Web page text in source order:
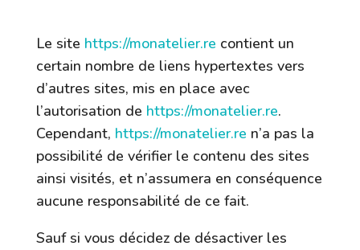
Le site https://monatelier.re contient un
certain nombre de liens hypertextes vers
d’autres sites, mis en place avec
l’autorisation de https://monatelier.re.
Cependant, https://monatelier.re n’a pas la
possibilité de vérifier le contenu des sites
ainsi visités, et n’assumera en conséquence
aucune responsabilité de ce fait.
Sauf si vous décidez de désactiver les